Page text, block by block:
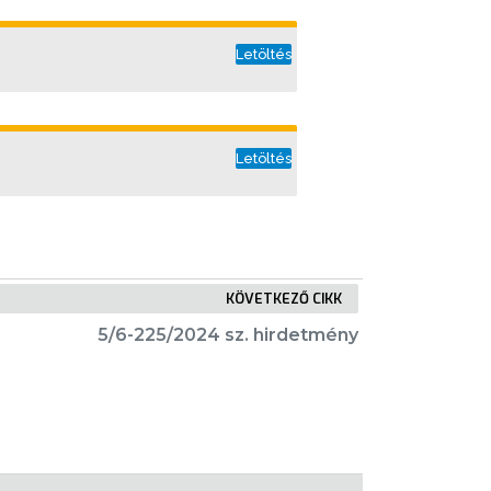
Letöltés
Letöltés
KÖVETKEZŐ CIKK
5/6-225/2024 sz. hirdetmény